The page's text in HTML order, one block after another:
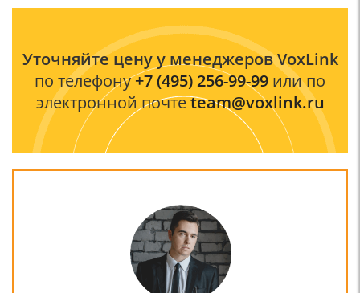
Уточняйте цену у менеджеров VoxLink
по телефону+7 (495) 256-99-99 или по
электронной почтеteam@voxlink.ru